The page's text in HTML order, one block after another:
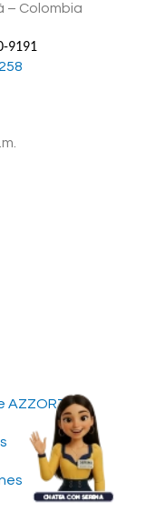
– Colombia
9191
AZZORTI